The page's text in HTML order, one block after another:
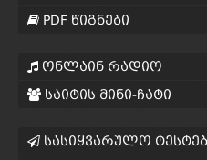
PDF წიგნები
ონლაინ რადიო
საიტის მინი-ჩატი
სასიყვარულო